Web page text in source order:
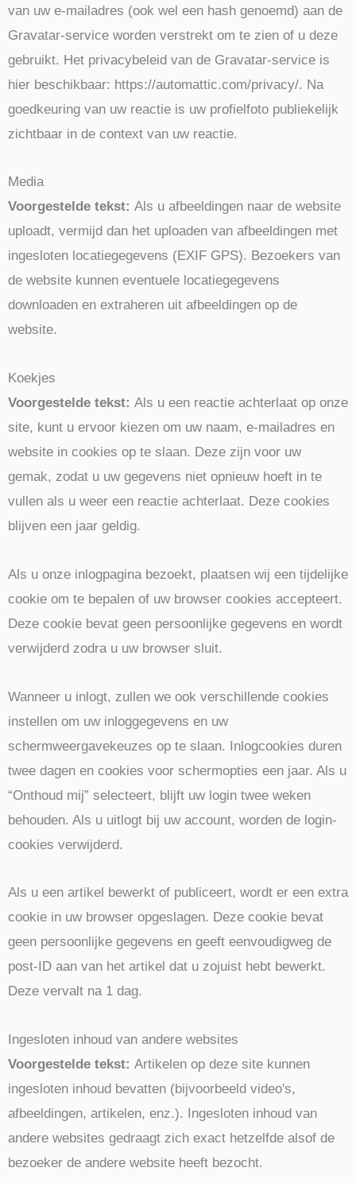
van uw e-mailadres (ook wel een hash genoemd) aan de
Gravatar-service worden verstrekt om te zien of u deze
gebruikt. Het privacybeleid van de Gravatar-service is
hier beschikbaar: https://automattic.com/privacy/. Na
goedkeuring van uw reactie is uw profielfoto publiekelijk
zichtbaar in de context van uw reactie.
Media
Voorgestelde tekst: Als u afbeeldingen naar de website
uploadt, vermijd dan het uploaden van afbeeldingen met
ingesloten locatiegegevens (EXIF GPS). Bezoekers van
de website kunnen eventuele locatiegegevens
downloaden en extraheren uit afbeeldingen op de
website.
Koekjes
Voorgestelde tekst: Als u een reactie achterlaat op onze
site, kunt u ervoor kiezen om uw naam, e-mailadres en
website in cookies op te slaan. Deze zijn voor uw
gemak, zodat u uw gegevens niet opnieuw hoeft in te
vullen als u weer een reactie achterlaat. Deze cookies
blijven een jaar geldig.
Als u onze inlogpagina bezoekt, plaatsen wij een tijdelijke
cookie om te bepalen of uw browser cookies accepteert.
Deze cookie bevat geen persoonlijke gegevens en wordt
verwijderd zodra u uw browser sluit.
Wanneer u inlogt, zullen we ook verschillende cookies
instellen om uw inloggegevens en uw
schermweergavekeuzes op te slaan. Inlogcookies duren
twee dagen en cookies voor schermopties een jaar. Als u
“Onthoud mij” selecteert, blijft uw login twee weken
behouden. Als u uitlogt bij uw account, worden de login-
cookies verwijderd.
Als u een artikel bewerkt of publiceert, wordt er een extra
cookie in uw browser opgeslagen. Deze cookie bevat
geen persoonlijke gegevens en geeft eenvoudigweg de
post-ID aan van het artikel dat u zojuist hebt bewerkt.
Deze vervalt na 1 dag.
Ingesloten inhoud van andere websites
Voorgestelde tekst: Artikelen op deze site kunnen
ingesloten inhoud bevatten (bijvoorbeeld video's,
afbeeldingen, artikelen, enz.). Ingesloten inhoud van
andere websites gedraagt zich exact hetzelfde alsof de
bezoeker de andere website heeft bezocht.